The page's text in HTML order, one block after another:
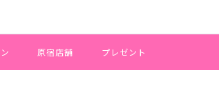
原宿店舗 プレゼント